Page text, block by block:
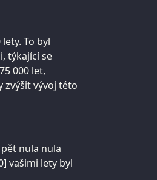
To byl
týkající se
000 let,
zvýšit vývoj této
nula nula
vašimi lety byl